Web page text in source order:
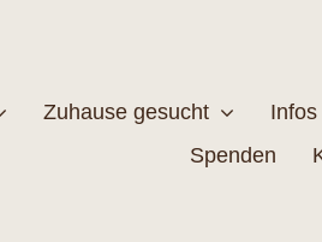
Zuhause gesucht Infos
Spenden